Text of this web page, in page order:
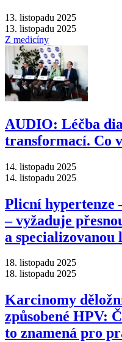
13. listopadu 2025
13. listopadu 2025
Z medicíny
AUDIO: Léčba
transformací. Co
14. listopadu 2025
14. listopadu 2025
Plicní hypertenze
–⁠ vyžaduje
a specializovanou
18. listopadu 2025
18. listopadu 2025
Karcinomy
způsobené HPV:
to znamená pro